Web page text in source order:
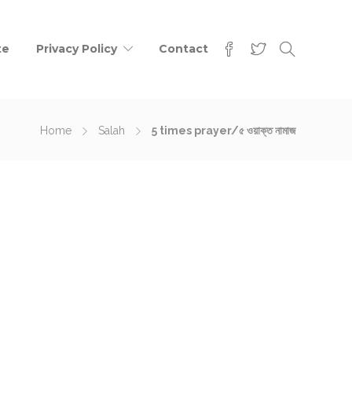
Privacy Policy Contact
Home Salah 5 times prayer/৫ ওয়াক্ত নামাজ